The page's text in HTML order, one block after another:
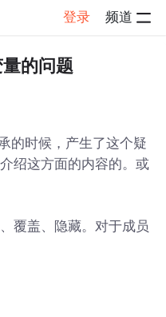
登录 频道
的问题
的时候，产生了这个疑
绍这方面的内容的。或
覆盖、隐藏。对于成员